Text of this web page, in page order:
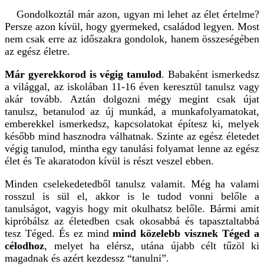
Gondolkoztál már azon, ugyan mi lehet az élet értelme?
Persze azon kívül, hogy gyermeked, családod legyen. Most
nem csak erre az időszakra gondolok, hanem összeségében
az egész életre.
Már gyerekkorod is végig tanulod. Babaként ismerkedsz
a világgal, az iskolában 11-16 éven keresztül tanulsz vagy
akár tovább. Aztán dolgozni mégy megint csak újat
tanulsz, betanulod az új munkád, a munkafolyamatokat,
emberekkel ismerkedsz, kapcsolatokat építesz ki, melyek
később mind hasznodra válhatnak. Szinte az egész életedet
végig tanulod, mintha egy tanulási folyamat lenne az egész
élet és Te akaratodon kívül is részt veszel ebben.
Minden cselekedetedből tanulsz valamit. Még ha valami
rosszul is sül el, akkor is le tudod vonni belőle a
tanulságot, vagyis hogy mit okulhatsz belőle. Bármi amit
kipróbálsz az életedben csak okosabbá és tapasztaltabbá
tesz Téged. És ez mindmind közelebb visznek Téged a
célodhoz, melyet ha elérsz, utána újabb célt tűzöl ki
magadnak és azért kezdessz “tanulni”.